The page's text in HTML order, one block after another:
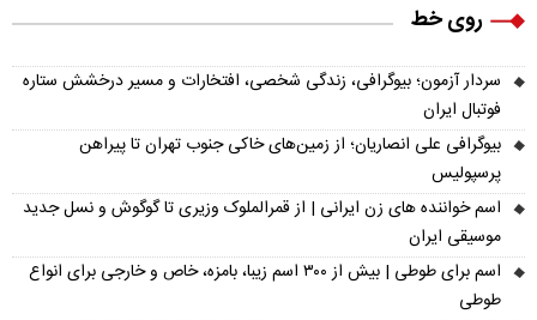
روی خط
سردار آزمون؛ بیوگرافی، زندگی شخصی، افتخارات و مسیر درخشش ستاره
فوتبال ایران
بیوگرافی علی انصاریان؛ از زمین‌های خاکی جنوب تهران تا پیراهن
پرسپولیس
اسم خواننده های زن ایرانی | از قمرالملوک وزیری تا گوگوش و نسل جدید
موسیقی ایران
اسم برای طوطی | بیش از ۳۰۰ اسم زیبا، بامزه، خاص و خارجی برای انواع
طوطی